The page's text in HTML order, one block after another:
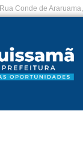
Rua Conde de